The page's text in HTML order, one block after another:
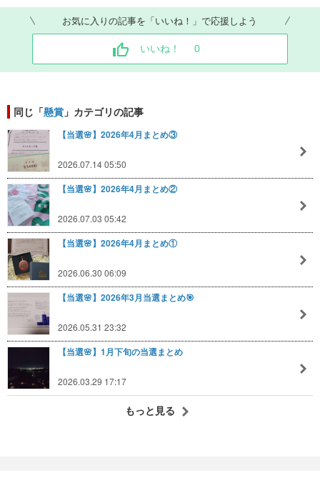
お気に入りの記事を「いいね！」で応援しよう
いいね！ 0
同じ「懸賞 」カテゴリの記事
【当選🌸】2026年4月まとめ③
2026.07.14 05:50
【当選🌸】2026年4月まとめ②
2026.07.03 05:42
【当選🌸】2026年4月まとめ①
2026.06.30 06:09
【当選🌸】2026年3月当選まとめ🎯
2026.05.31 23:32
【当選🌸】1月下旬の当選まとめ
2026.03.29 17:17
もっと見る